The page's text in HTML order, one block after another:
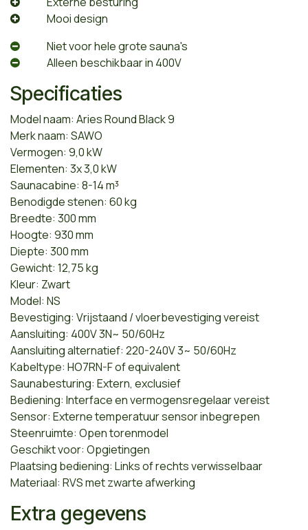
​Mooi design
Niet voor hele grote sauna's
Alleen beschikbaar in 400V
Specificaties
Model naam: Aries Round Black 9
Merk naam: SAWO
Vermogen: 9,0 kW
Elementen: 3x 3,0 kW
Saunacabine: 8-14 m³
Benodigde stenen: 60 kg
Breedte: 300 mm
Hoogte: 930 mm
Diepte: 300 mm
Gewicht: 12,75 kg
Kleur: Zwart
Model: NS
Bevestiging: Vrijstaand / vloerbevestiging vereist
Aansluiting: 400V 3N~ 50/60Hz
Aansluiting alternatief: 220-240V 3~ 50/60Hz
Kabeltype: HO7RN-F of equivalent
Saunabesturing: Extern, exclusief
Bediening: Interface en vermogensregelaar vereist
Sensor: Externe temperatuur sensor inbegrepen
Steenruimte: Open torenmodel
Geschikt voor: Opgietingen
Plaatsing bediening: Links of rechts verwisselbaar
Materiaal: RVS met zwarte afwerking
Extra gegevens